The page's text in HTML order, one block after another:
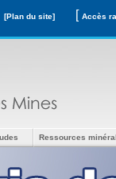
[Plan du site] [
Ressources